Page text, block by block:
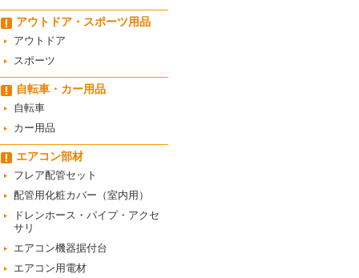
アウトドア・スポーツ用品
アウトドア
スポーツ
自転車・カー用品
自転車
カー用品
エアコン部材
フレア配管セット
配管用化粧カバー（室内用）
ドレンホース・パイプ・アクセ
サリ
エアコン機器据付台
エアコン用電材